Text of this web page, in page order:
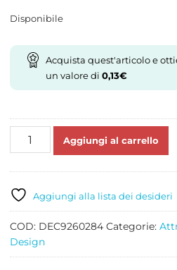
Disponibile
Acquista quest'articolo e
un valore di 0,13€
SPATOLA
quantità
Aggiungi al carrello
Aggiungi alla lista dei desideri
COD: DEC9260284 Categorie:
Design